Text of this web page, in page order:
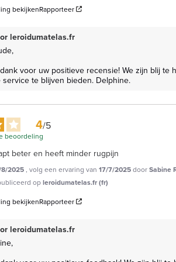
bekijkenRapporteer
leroidumatelas.fr
service te blijven bieden. Delphine.
4/5
beoordeling
beter en heeft minder rugpijn
2025, volg een ervaring van 17/7/2025doorSabine
opleroidumatelas.fr (fr)
bekijkenRapporteer
leroidumatelas.fr